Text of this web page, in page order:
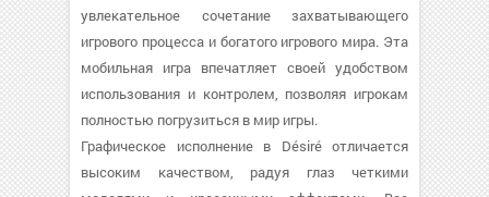
увлекательное сочетание захватывающего
игрового процесса и богатого игрового мира. Эта
мобильная игра впечатляет своей удобством
использования и контролем, позволяя игрокам
полностью погрузиться в мир игры.
Графическое исполнение в Désiré отличается
высоким качеством, радуя глаз четкими